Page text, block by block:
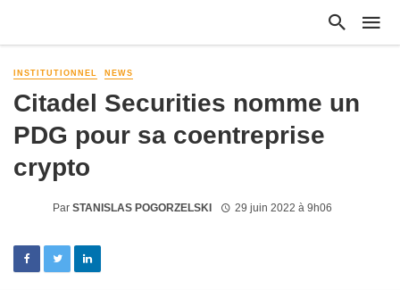
INSTITUTIONNEL NEWS
Citadel Securities nomme un
PDG pour sa coentreprise
crypto
Par STANISLAS POGORZELSKI 29 juin 2022 à 9h06